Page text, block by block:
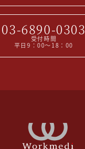
03-6890-0303
受付時間
平日9：00～18：00